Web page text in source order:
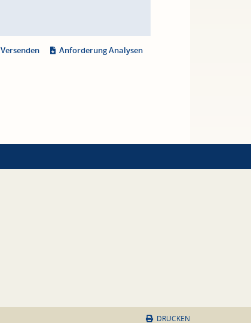
Versenden Anforderung Analysen
DRUCKEN